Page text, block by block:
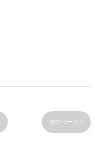
次のページ >